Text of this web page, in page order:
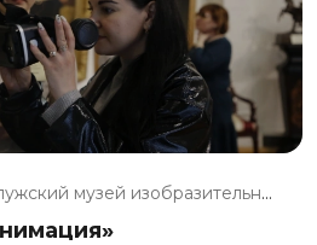
Калужский музей изобразительны...